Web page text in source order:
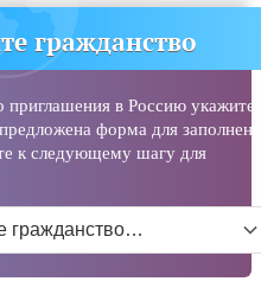
гражданство
приглашения в Россию укажите
форма для
к следующему шагу для
гражданство…